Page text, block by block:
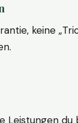
keine
Leistungen du